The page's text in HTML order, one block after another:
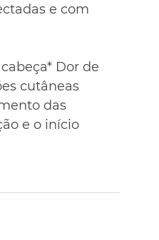
e com
Dor de
cutâneas
das
e o início